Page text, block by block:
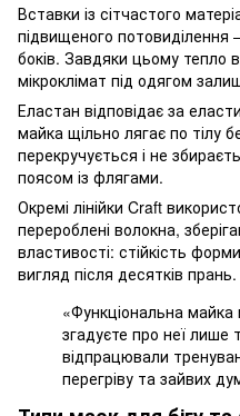
Вставки із сітчастого
підвищеного
боків. Завдяки цьому тепло
мікроклімат під одягом
Еластан відповідає за
майка щільно лягає по тілу
перекручується і не
поясом із флягами.
Окремі лінійки Craft
перероблені волокна,
властивості: стійкість
вигляд після десятків прань.
«Функціональна
згадуєте про неї лише
відпрацювали
перегріву та зайвих